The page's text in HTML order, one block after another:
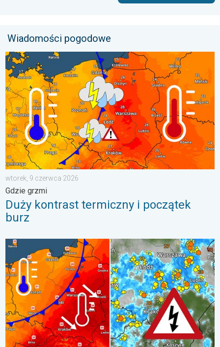
Wiadomości pogodowe
Duży kontrast termiczny i początek burz. Gdzie grzmi. . .
wtorek, 9 czerwca 2026
Gdzie grzmi
Duży kontrast termiczny i początek
burz
Groźne burze na pożegnanie upałów. Ochłodzenie i burze. . .